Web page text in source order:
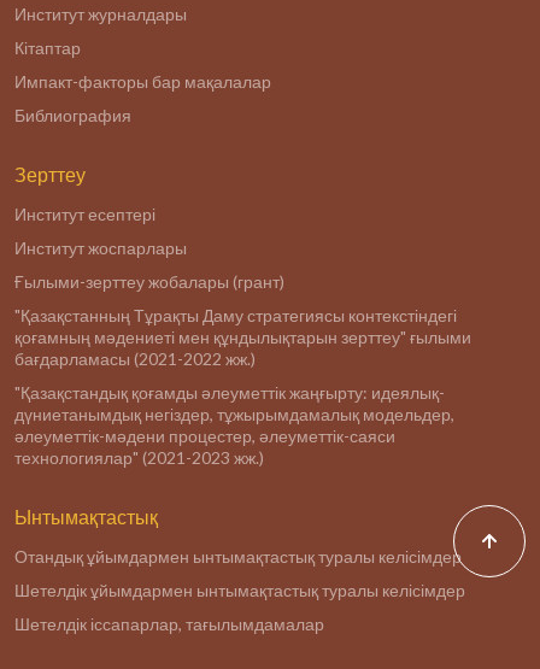
Институт журналдары
Кітаптар
Импакт-факторы бар мақалалар
Библиография
Зерттеу
Институт есептері
Институт жоспарлары
Ғылыми-зерттеу жобалары (грант)
"Қазақстанның Тұрақты Даму стратегиясы контекстіндегі
қоғамның мәдениеті мен құндылықтарын зерттеу" ғылыми
бағдарламасы (2021-2022 жж.)
"Қазақстандық қоғамды әлеуметтік жаңғырту: идеялық-
дүниетанымдық негіздер, тұжырымдамалық модельдер,
әлеуметтік-мәдени процестер, әлеуметтік-саяси
технологиялар" (2021-2023 жж.)
Ынтымақтастық
Отандық ұйымдармен ынтымақтастық туралы келісімдер
Шетелдік ұйымдармен ынтымақтастық туралы келісімдер
Шетелдік іссапарлар, тағылымдамалар